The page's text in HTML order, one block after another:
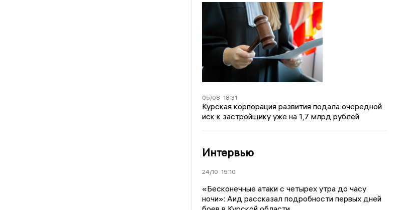
05/08 18:31
Курская корпорация развития подала очередной
иск к застройщику уже на 1,7 млрд рублей
Интервью
24/10 15:10
«Бесконечные атаки с четырех утра до часу
ночи»: Аид рассказал подробности первых дней